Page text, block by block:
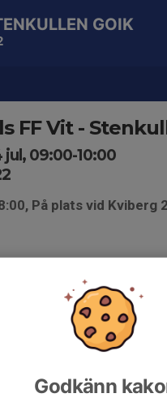
GOIK
FF Vit -
jul, 09:00-10:00
På plats vid Kviberg
Godkänn